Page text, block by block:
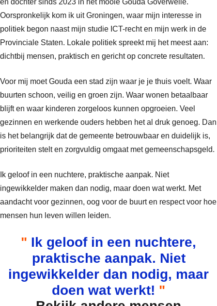
en dochter sinds 2023 in het mooie Gouda Goverwelle.
Oorspronkelijk kom ik uit Groningen, waar mijn interesse in
politiek begon naast mijn studie ICT-recht en mijn werk in de
Provinciale Staten. Lokale politiek spreekt mij het meest aan:
dichtbij mensen, praktisch en gericht op concrete resultaten.
Voor mij moet Gouda een stad zijn waar je je thuis voelt. Waar
buurten schoon, veilig en groen zijn. Waar wonen betaalbaar
blijft en waar kinderen zorgeloos kunnen opgroeien. Veel
gezinnen en werkende ouders hebben het al druk genoeg. Dan
is het belangrijk dat de gemeente betrouwbaar en duidelijk is,
prioriteiten stelt en zorgvuldig omgaat met gemeenschapsgeld.
Ik geloof in een nuchtere, praktische aanpak. Niet
ingewikkelder maken dan nodig, maar doen wat werkt. Met
aandacht voor gezinnen, oog voor de buurt en respect voor hoe
mensen hun leven willen leiden.
Ik geloof in een nuchtere,
praktische aanpak. Niet
ingewikkelder dan nodig, maar
doen wat werkt!